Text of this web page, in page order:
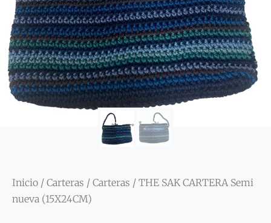
Inicio / Carteras / Carteras / THE SAK CARTERA Semi
nueva (15X24CM)